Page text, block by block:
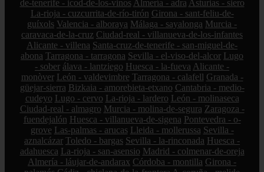
de-tenerife - icod-de-los-vinos Almería - adra Asturias - siero
La-rioja - cuzcurrita-de-río-tirón Girona - sant-feliu-de-
guíxols Valencia - alboraya Málaga - sayalonga Murcia -
caravaca-de-la-cruz Ciudad-real - villanueva-de-los-infantes
Alicante - villena Santa-cruz-de-tenerife - san-miguel-de-
abona Tarragona - tarragona Sevilla - el-viso-del-alcor Lugo
- sober álava - lantziego Huesca - la-fueva Alicante -
monòver León - valdevimbre Tarragona - calafell Granada -
güejar-sierra Bizkaia - amorebieta-etxano Cantabria - medio-
cudeyo Lugo - cervo La-rioja - lardero León - molinaseca
Ciudad-real - almagro Murcia - molina-de-segura Zaragoza -
fuendejalón Huesca - villanueva-de-sigena Pontevedra - o-
grove Las-palmas - arucas Lleida - mollerussa Sevilla -
aznalcázar Toledo - bargas Sevilla - la-rinconada Huesca -
adahuesca La-rioja - san-asensio Madrid - colmenar-de-oreja
Almería - láujar-de-andarax Córdoba - montilla Girona -